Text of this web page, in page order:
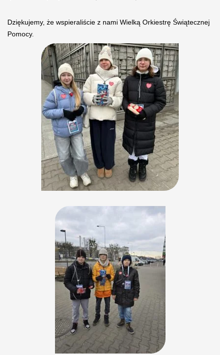
Dziękujemy, że wspieraliście z nami Wielką Orkiestrę Świątecznej
Pomocy.